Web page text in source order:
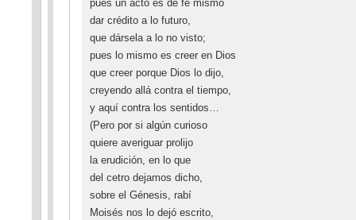
pues un acto es de fe mismo
dar crédito a lo futuro,
que dársela a lo no visto;
pues lo mismo es creer en Dios
que creer porque Dios lo dijo,
creyendo allá contra el tiempo,
y aquí contra los sentidos…
(Pero por si algún curioso
quiere averiguar prolijo
la erudición, en lo que
del cetro dejamos dicho,
sobre el Génesis, rabí
Moisés nos lo dejó escrito,